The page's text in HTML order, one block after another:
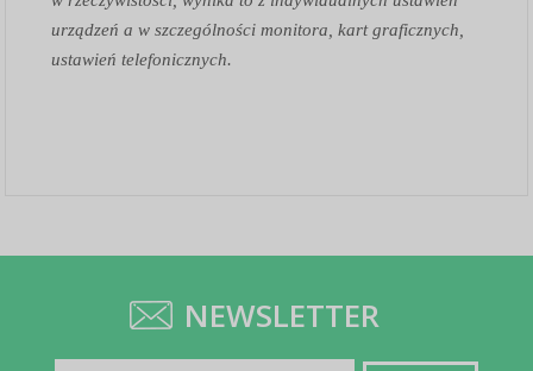
urządzeń a w szczególności monitora, kart graficznych,
ustawień telefonicznych.
NEWSLETTER